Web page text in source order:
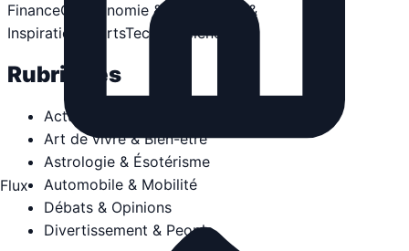
FinanceGastronomie & Vins
Guides &
Inspiration
SportsTech & Sciences
Rubriques
Actualités & Politique
Art de vivre & Bien-être
Astrologie & Ésotérisme
Automobile & Mobilité
Débats & Opinions
Divertissement & People
Flux